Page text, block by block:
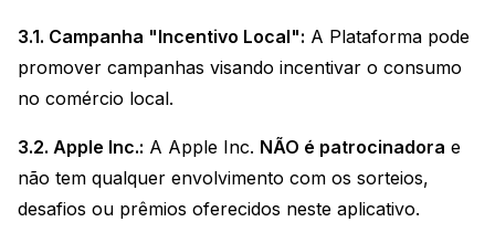
3.1. Campanha "Incentivo Local": A Plataforma pode
promover campanhas visando incentivar o consumo
no comércio local.
3.2. Apple Inc.: A Apple Inc. NÃO é patrocinadora e
não tem qualquer envolvimento com os sorteios,
desafios ou prêmios oferecidos neste aplicativo.